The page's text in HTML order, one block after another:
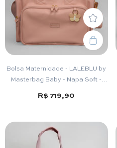
Bolsa Maternidade - LALEBLU by
Masterbag Baby - Napa Soft -
R$ 719,90